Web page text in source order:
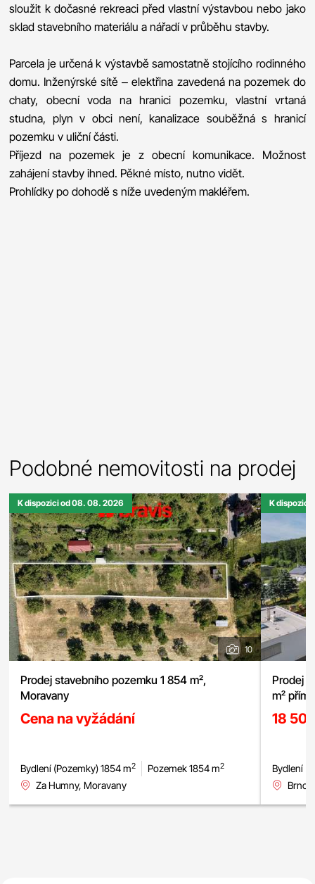
sloužit k dočasné rekreaci před vlastní výstavbou nebo jako
sklad stavebního materiálu a nářadí v průběhu stavby.
Parcela je určená k výstavbě samostatně stojícího rodinného
domu. Inženýrské sítě – elektřina zavedená na pozemek do
chaty, obecní voda na hranici pozemku, vlastní vrtaná
studna, plyn v obci není, kanalizace souběžná s hranicí
pozemku v uliční části.
Příjezd na pozemek je z obecní komunikace. Možnost
zahájení stavby ihned. Pěkné místo, nutno vidět.
Prohlídky po dohodě s níže uvedeným makléřem.
Podobné nemovitosti na prodej
K dispozici od 08. 08. 2026
10
Prodej stavebního pozemku 1 854 m²,
Moravany
Cena na vyžádání
Bydlení (Pozemky) 1854 m2 Pozemek 1854 m2
Za Humny, Moravany
K dispozici
Prodej
m²
18
Bydlení
Brno